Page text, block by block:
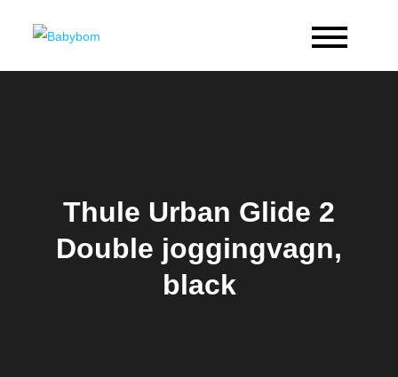
Thule Urban Glide 2
Double joggingvagn,
black